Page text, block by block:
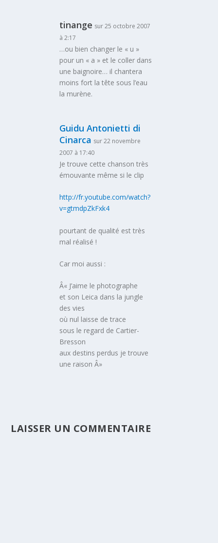
tinange sur 25 octobre 2007
à 2:17
…ou bien changer le « u »
pour un « a » et le coller dans
une baignoire… il chantera
moins fort la tête sous l’eau
la murène.
Guidu Antonietti di
Cinarca sur 22 novembre
2007 à 17:40
Je trouve cette chanson très
émouvante même si le clip
http://fr.youtube.com/watch?
v=gtmdpZkFxk4
pourtant de qualité est très
mal réalisé !
Car moi aussi :
Â« J’aime le photographe
et son Leica dans la jungle
des vies
où nul laisse de trace
sous le regard de Cartier-
Bresson
aux destins perdus je trouve
une raison Â»
LAISSER UN COMMENTAIRE